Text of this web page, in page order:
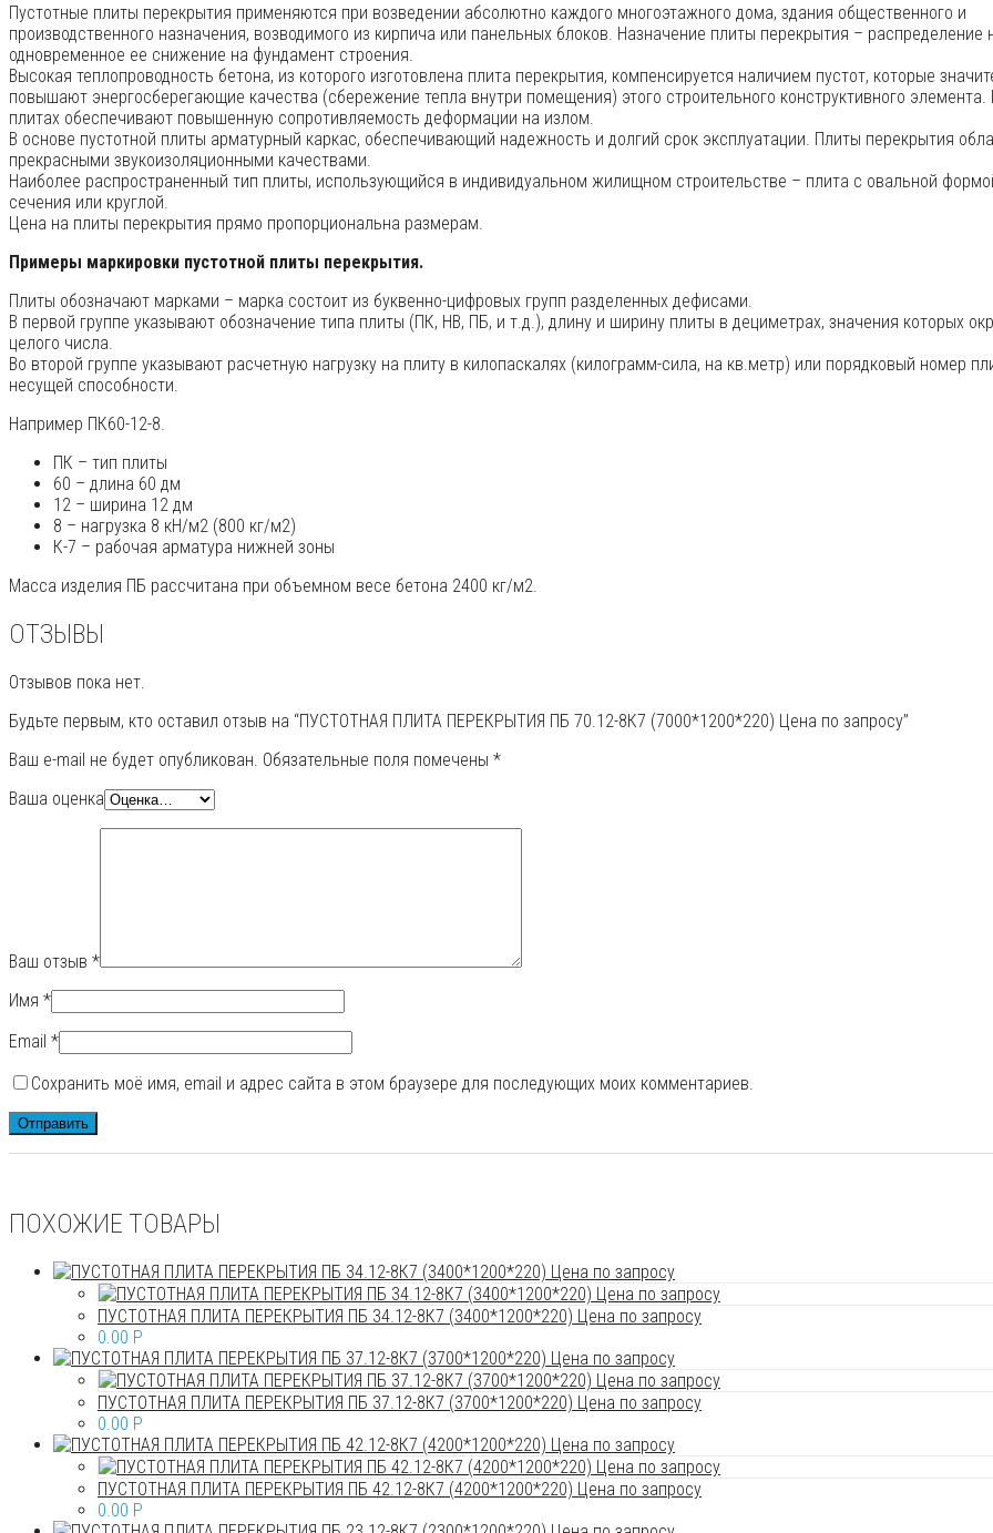
Пустотные плиты перекрытия применяются при возведении абсолютно каждого многоэтажного дома, здания общественного и
производственного назначения, возводимого из кирпича или панельных блоков. Назначение плиты перекрытия – распределение
одновременное ее снижение на фундамент строения.
Высокая теплопроводность бетона, из которого изготовлена плита перекрытия, компенсируется наличием пустот, которые
повышают энергосберегающие качества (сбережение тепла внутри помещения) этого строительного конструктивного элемента.
плитах обеспечивают повышенную сопротивляемость деформации на излом.
В основе пустотной плиты арматурный каркас, обеспечивающий надежность и долгий срок эксплуатации. Плиты перекрытия
прекрасными звукоизоляционными качествами.
Наиболее распространенный тип плиты, использующийся в индивидуальном жилищном строительстве – плита с овальной
сечения или круглой.
Цена на плиты перекрытия прямо пропорциональна размерам.
Примеры маркировки пустотной плиты перекрытия.
Плиты обозначают марками – марка состоит из буквенно-цифровых групп разделенных дефисами.
В первой группе указывают обозначение типа плиты (ПК, НВ, ПБ, и т.д.), длину и ширину плиты в дециметрах, значения которых
целого числа.
Во второй группе указывают расчетную нагрузку на плиту в килопаскалях (килограмм-сила, на кв.метр) или порядковый номер
несущей способности.
Например ПК60-12-8.
ПК – тип плиты
60 – длина 60 дм
12 – ширина 12 дм
8 – нагрузка 8 кН/м2 (800 кг/м2)
К-7 – рабочая арматура нижней зоны
Масса изделия ПБ рассчитана при объемном весе бетона 2400 кг/м2.
ОТЗЫВЫ
Отзывов пока нет.
Будьте первым, кто оставил отзыв на “ПУСТОТНАЯ ПЛИТА ПЕРЕКРЫТИЯ ПБ 70.12-8К7 (7000*1200*220) Цена по запросу”
Ваш e-mail не будет опубликован. Обязательные поля помечены *
Ваша оценка
Ваш отзыв *
Имя *
Email *
Сохранить моё имя, email и адрес сайта в этом браузере для последующих моих комментариев.
ПОХОЖИЕ ТОВАРЫ
ПУСТОТНАЯ ПЛИТА ПЕРЕКРЫТИЯ ПБ 34.12-8К7 (3400*1200*220) Цена по запросу
0.00 P
ПУСТОТНАЯ ПЛИТА ПЕРЕКРЫТИЯ ПБ 37.12-8К7 (3700*1200*220) Цена по запросу
0.00 P
ПУСТОТНАЯ ПЛИТА ПЕРЕКРЫТИЯ ПБ 42.12-8К7 (4200*1200*220) Цена по запросу
0.00 P